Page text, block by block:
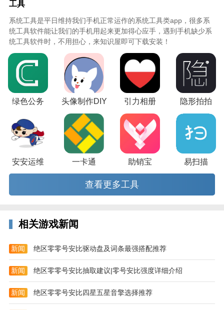
工具
系统工具是平日维持我们手机正常运作的系统工具类app，很多系
统工具软件能让我们的手机用起来更加得心应手，遇到手机缺少系
统工具软件时，不用担心，来知识屋即可下载安装！
绿色公务 头像制作DIY 引力相册 隐形拍拍
安安运维 一卡通 助销宝 易扫描
查看更多工具
相关游戏新闻
新闻 绝区零零号安比驱动盘及词条最强搭配推荐
新闻 绝区零零号安比抽取建议|零号安比强度详细介绍
新闻 绝区零零号安比四星五星音擎选择推荐